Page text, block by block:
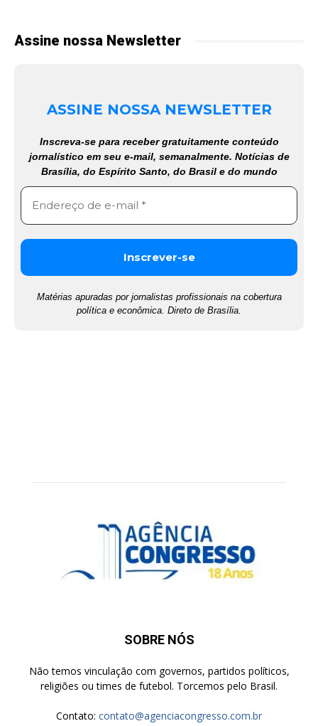
Assine nossa Newsletter
ASSINE NOSSA NEWSLETTER
Inscreva-se para receber gratuitamente conteúdo
jornalístico em seu e-mail, semanalmente. Notícias de
Brasília, do Espírito Santo, do Brasil e do mundo
Matérias apuradas por jornalistas profissionais na cobertura
política e econômica. Direto de Brasília.
SOBRE NÓS
Não temos vinculação com governos, partidos políticos,
religiões ou times de futebol. Torcemos pelo Brasil.
Contato: contato@agenciacongresso.com.br